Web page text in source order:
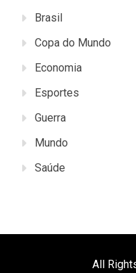
Brasil
Copa do Mundo
Economia
Esportes
Guerra
Mundo
Saúde
All